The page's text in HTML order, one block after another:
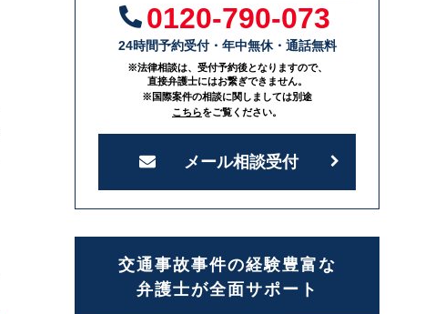
0120-790-073
24時間予約受付・年中無休・通話無料
※法律相談は、受付予約後となりますので、
直接弁護士にはお繋ぎできません。
※国際案件の相談に関しましては別途
こちらをご覧ください。
メール相談受付
交通事故事件の経験豊富な
弁護士が全面サポート